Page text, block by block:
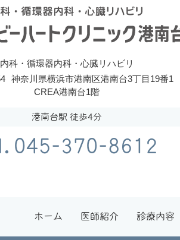
内科・循環器内科・心臓リハビリ
神奈川県横浜市港南区港南台3丁目19番1
CREA港南台1階
港南台駅 徒歩4分
370-8612
ホーム 医師紹介 診療内容